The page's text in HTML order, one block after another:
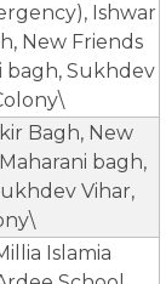
Ishwar
New Friends
bagh, Sukhdev
Bagh, New
bagh,
Vihar,
Islamia